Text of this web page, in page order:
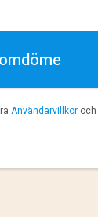
Användarvillkoroch